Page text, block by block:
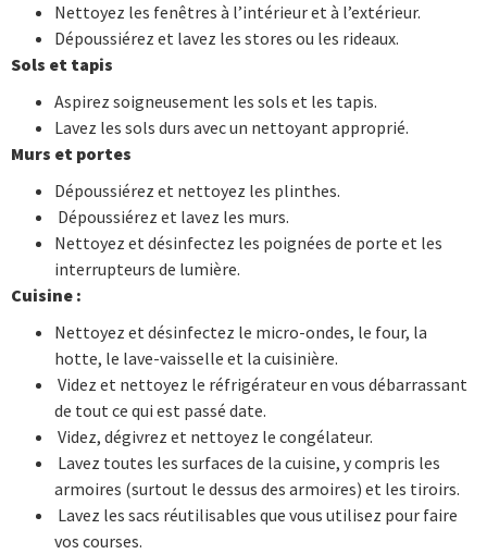
Nettoyez les fenêtres à l’intérieur et à l’extérieur.
Dépoussiérez et lavez les stores ou les rideaux.
Sols et tapis
Aspirez soigneusement les sols et les tapis.
Lavez les sols durs avec un nettoyant approprié.
Murs et portes
Dépoussiérez et nettoyez les plinthes.
Dépoussiérez et lavez les murs.
Nettoyez et désinfectez les poignées de porte et les
interrupteurs de lumière.
Cuisine :
Nettoyez et désinfectez le micro-ondes, le four, la
hotte, le lave-vaisselle et la cuisinière.
Videz et nettoyez le réfrigérateur en vous débarrassant
de tout ce qui est passé date.
Videz, dégivrez et nettoyez le congélateur.
Lavez toutes les surfaces de la cuisine, y compris les
armoires (surtout le dessus des armoires) et les tiroirs.
Lavez les sacs réutilisables que vous utilisez pour faire
vos courses.